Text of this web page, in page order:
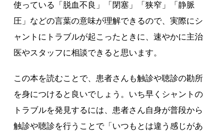
使っている「脱血不良」「閉塞」「狭窄」「静脈
圧」などの言葉の意味が理解できるので、実際にシ
ャントにトラブルが起こったときに、速やかに主治
医やスタッフに相談できると思います。
この本を読むことで、患者さんも触診や聴診の勘所
を身につけると良いでしょう。いち早くシャントの
トラブルを発見するには、患者さん自身が普段から
触診や聴診を行うことで「いつもとは違う感じがあ